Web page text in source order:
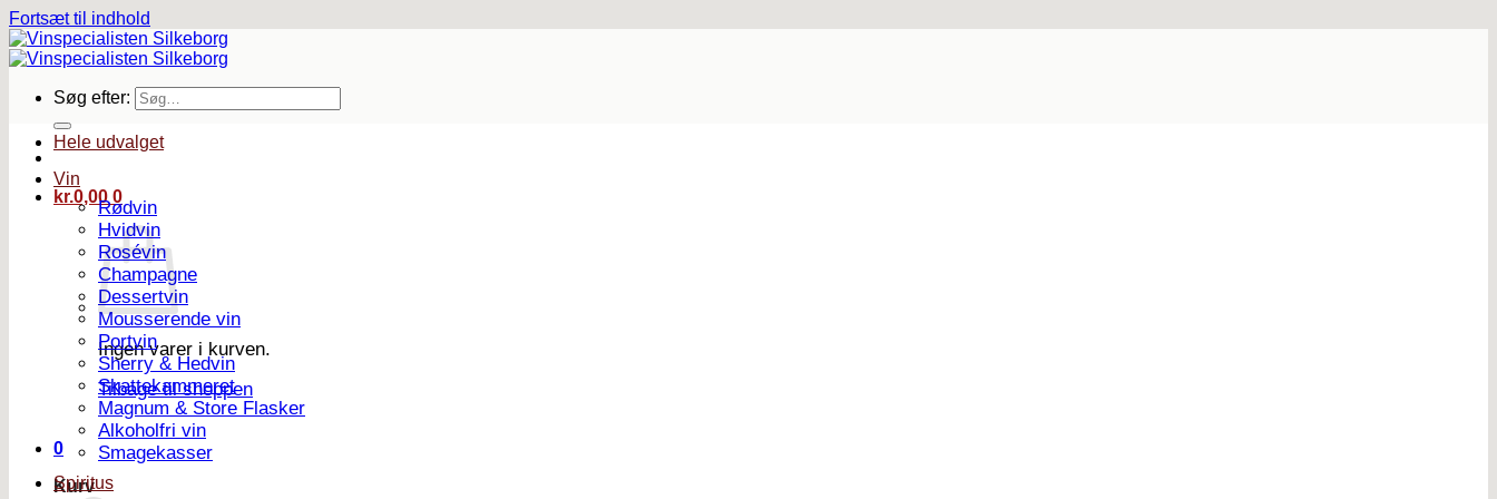
Fortsæt til indhold
Søg efter:
kr.0,00 0
Ingen varer i kurven.
Tilbage til shoppen
0
Kurv
Hele udvalget
Vin
Rødvin
Hvidvin
Rosévin
Champagne
Dessertvin
Mousserende vin
Portvin
Sherry & Hedvin
Skattekammeret
Magnum & Store Flasker
Alkoholfri vin
Smagekasser
Spiritus